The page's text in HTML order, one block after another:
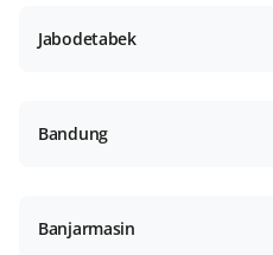
Jabodetabek
Bandung
Banjarmasin